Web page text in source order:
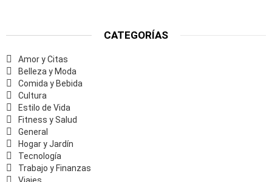
CATEGORÍAS
Amor y Citas
Belleza y Moda
Comida y Bebida
Cultura
Estilo de Vida
Fitness y Salud
General
Hogar y Jardín
Tecnología
Trabajo y Finanzas
Viajes